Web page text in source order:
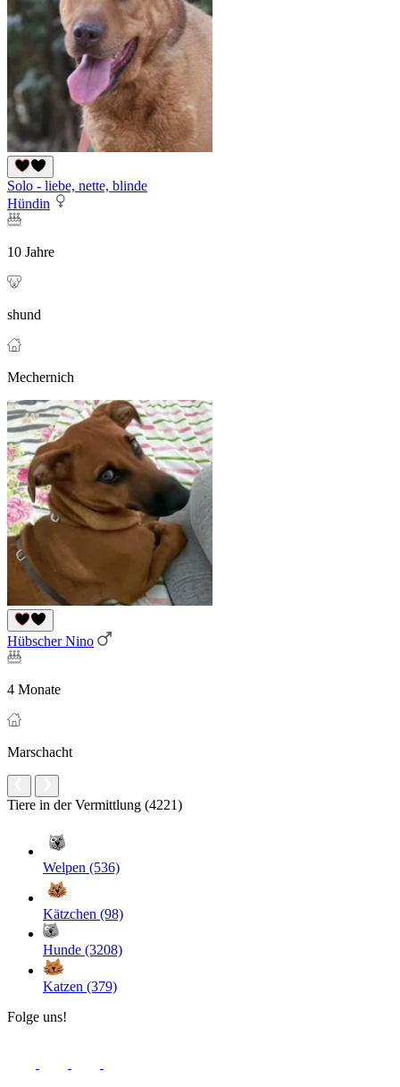
Solo - liebe, nette, blinde
Hündin
10 Jahre
shund
Mechernich
Hübscher Nino
4 Monate
Marschacht
Tiere in der Vermittlung (4221)
Welpen (536)
Kätzchen (98)
Hunde (3208)
Katzen (379)
Folge uns!